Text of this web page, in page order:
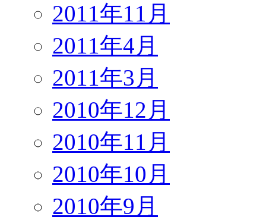
2011年11月
2011年4月
2011年3月
2010年12月
2010年11月
2010年10月
2010年9月